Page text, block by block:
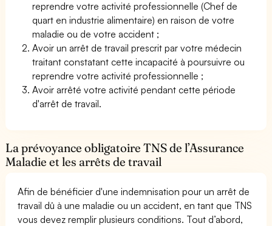
reprendre votre activité professionnelle (Chef de
quart en industrie alimentaire) en raison de votre
maladie ou de votre accident ;
Avoir un arrêt de travail prescrit par votre médecin
traitant constatant cette incapacité à poursuivre ou
reprendre votre activité professionnelle ;
Avoir arrêté votre activité pendant cette période
d'arrêt de travail.
La prévoyance obligatoire TNS de l’Assurance
Maladie et les arrêts de travail
Afin de bénéficier d'une indemnisation pour un arrêt de
travail dû à une maladie ou un accident, en tant que TNS
vous devez remplir plusieurs conditions. Tout d’abord,